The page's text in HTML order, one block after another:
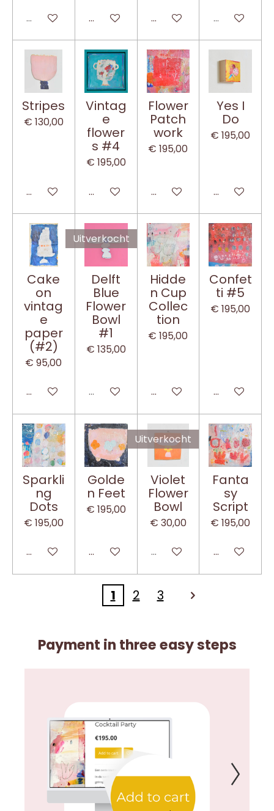
Uitverkocht In winkelwagenIn winkelwagenUitverkocht
Stripes
€ 130,00
In winkelwagen
Vintag
e
flower
s #4
€ 195,00
In winkelwagen
Flower
Patch
work
€ 195,00
In winkelwagen
Yes I
Do
€ 195,00
In
Cake
on
vintag
e
paper
(#2)
€ 95,00
In winkelwagen
Uitverkocht
Delft
Blue
Flower
Bowl
#1
€ 135,00
Uitverkocht
Hidde
n Cup
Collec
tion
€ 195,00
In winkelwagen
Confet
ti #5
€ 195,00
In
Sparkli
ng
Dots
€ 195,00
In winkelwagen
Golde
n Feet
€ 195,00
In winkelwagen
Uitverkocht
Violet
Flower
Bowl
€ 30,00
Uitverkocht
Fanta
sy
Script
€ 195,00
In
1 2 3
Payment in three easy steps